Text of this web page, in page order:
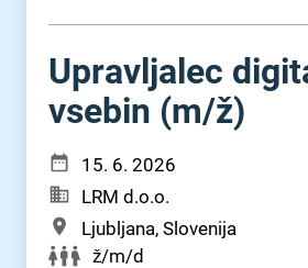
Upravljalec
vsebin (m⁠/⁠ž)
15. 6. 2026
LRM d.o.o.
Ljubljana, Slovenija
ž/m/d